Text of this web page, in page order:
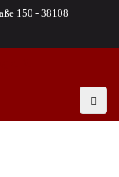
150 - 38108